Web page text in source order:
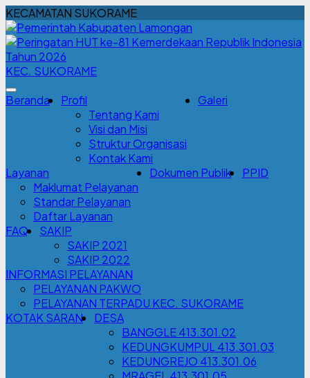
KECAMATAN SUKORAME
KEC. SUKORAME
Beranda
Profil
Tentang Kami
Visi dan Misi
Struktur Organisasi
Kontak Kami
Galeri
Layanan
Maklumat Pelayanan
Standar Pelayanan
Daftar Layanan
Dokumen Publik PPID
FAQ
SAKIP
SAKIP 2021
SAKIP 2022
INFORMASI PELAYANAN
PELAYANAN PAKWO
PELAYANAN TERPADU KEC. SUKORAME
KOTAK SARAN
DESA
BANGGLE 413.301.02
KEDUNGKUMPUL 413.301.03
KEDUNGREJO 413.301.06